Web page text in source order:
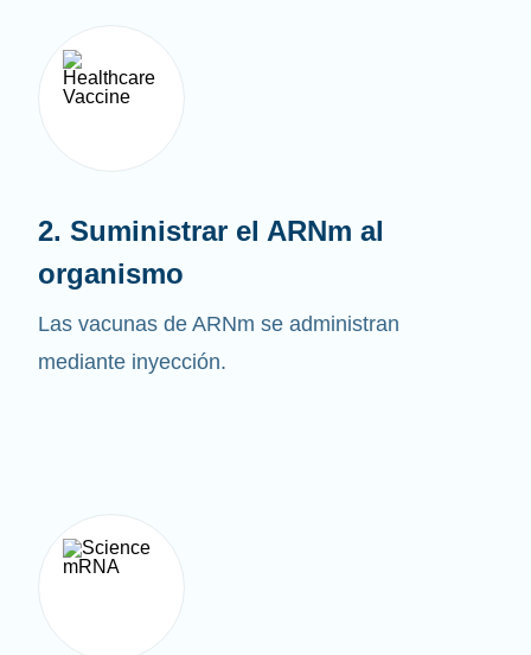
2. Suministrar el ARNm al
organismo
Las vacunas de ARNm se administran
mediante inyección.